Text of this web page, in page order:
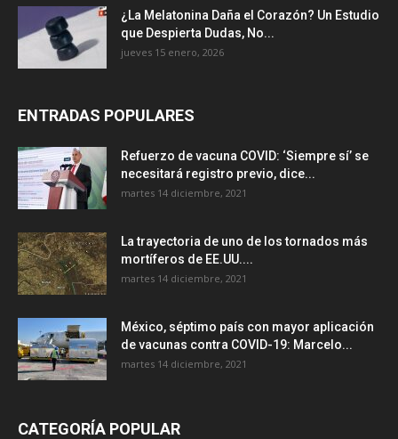
¿La Melatonina Daña el Corazón? Un Estudio
que Despierta Dudas, No...
jueves 15 enero, 2026
ENTRADAS POPULARES
Refuerzo de vacuna COVID: ‘Siempre sí’ se
necesitará registro previo, dice...
martes 14 diciembre, 2021
La trayectoria de uno de los tornados más
mortíferos de EE.UU....
martes 14 diciembre, 2021
México, séptimo país con mayor aplicación
de vacunas contra COVID-19: Marcelo...
martes 14 diciembre, 2021
CATEGORÍA POPULAR